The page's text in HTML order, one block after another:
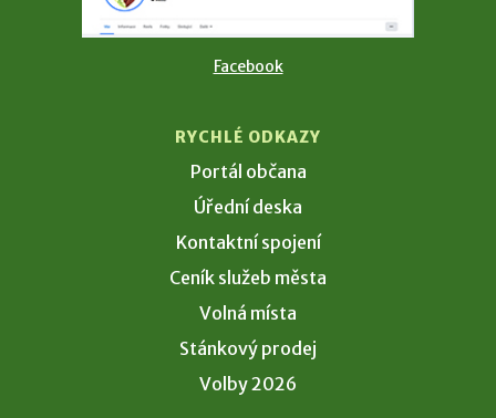
Facebook
RYCHLÉ ODKAZY
Portál občana
Úřední deska
Kontaktní spojení
Ceník služeb města
Volná místa
Stánkový prodej
Volby 2026